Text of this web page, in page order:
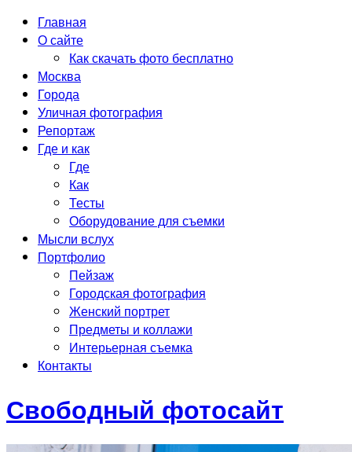
Главная
О сайте
Как скачать фото бесплатно
Москва
Города
Уличная фотография
Репортаж
Где и как
Где
Как
Тесты
Оборудование для съемки
Мысли вслух
Портфолио
Пейзаж
Городская фотография
Женский портрет
Предметы и коллажи
Интерьерная съемка
Контакты
Свободный фотосайт